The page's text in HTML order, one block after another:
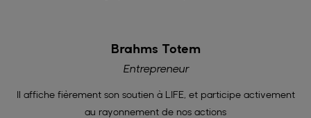
Brahms Totem
Entrepreneur
Il affiche fièrement son soutien à LIFE, et participe activement
au rayonnement de nos actions